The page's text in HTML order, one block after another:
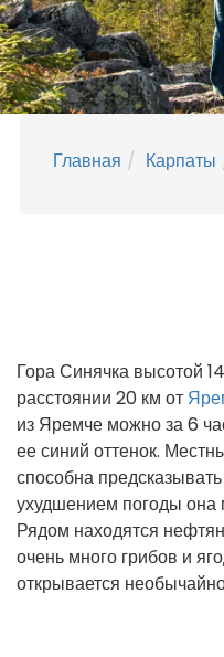
Главная Карпаты
Гора Синячка высотой
расстоянии 20 км от
из Яремче можно за 6
ее синий оттенок.
способна
ухудшением погоды она
Рядом находятся
очень много грибов и
открывается